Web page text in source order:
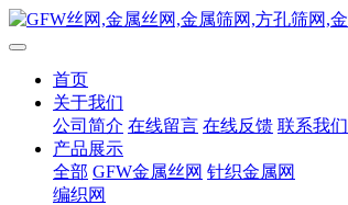
首页
关于我们
公司简介 在线留言 在线反馈 联系我们
产品展示
全部 GFW金属丝网 针织金属网
编织网